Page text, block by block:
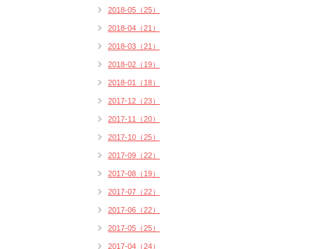
2018-05（25）
2018-04（21）
2018-03（21）
2018-02（19）
2018-01（18）
2017-12（23）
2017-11（20）
2017-10（25）
2017-09（22）
2017-08（19）
2017-07（22）
2017-06（22）
2017-05（25）
2017-04（24）